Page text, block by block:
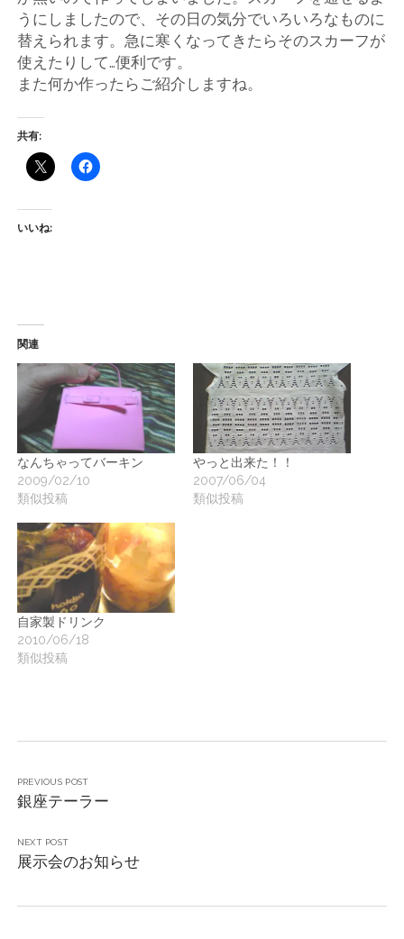
地
ア
ク
ー
ト
うにしましたので、その日の気分でいろいろなものに
替えられます。急に寒くなってきたらそのスカーフが
使えたりして…便利です。
また何か作ったらご紹介しますね。
共有:
いいね:
関連
なんちゃってバーキン
2009/02/10
類似投稿
やっと出来た！！
2007/06/04
類似投稿
自家製ドリンク
2010/06/18
類似投稿
PREVIOUS POST
銀座テーラー
NEXT POST
展示会のお知らせ